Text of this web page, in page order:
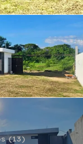
(13)